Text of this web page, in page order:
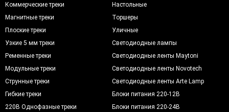
Коммерческие треки
Магнитные треки
Плоские треки
Узкие 5 мм треки
Ременные треки
Модульные треки
Струнные треки
Гибкие треки
220В Однофазные треки
Настольные
Торшеры
Уличные
Светодиодные лампы
Светодиодные ленты Maytoni
Светодиодные ленты Novotech
Светодиодные ленты Arte Lamp
Блоки питания 220-12В
Блоки питания 220-24В